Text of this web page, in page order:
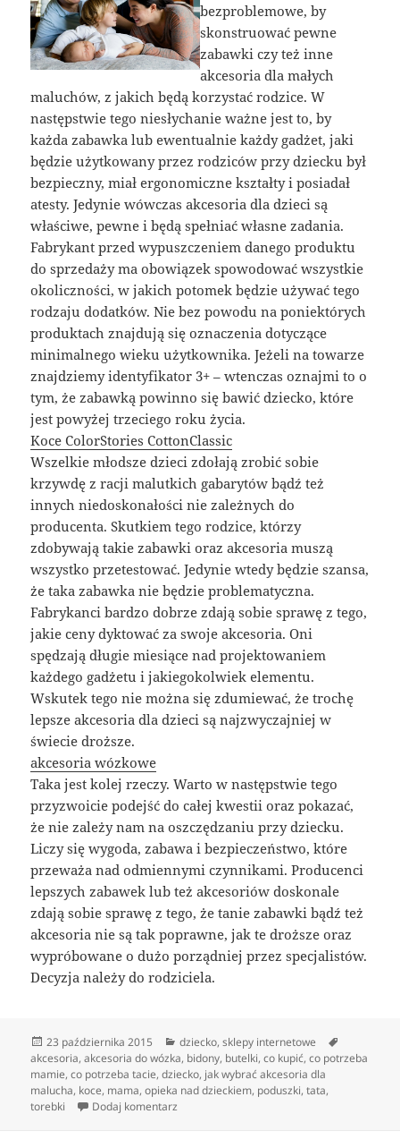
bezproblemowe, by
skonstruować pewne
zabawki czy też inne
akcesoria dla małych
maluchów, z jakich będą korzystać rodzice. W
następstwie tego niesłychanie ważne jest to, by
każda zabawka lub ewentualnie każdy gadżet, jaki
będzie użytkowany przez rodziców przy dziecku był
bezpieczny, miał ergonomiczne kształty i posiadał
atesty. Jedynie wówczas akcesoria dla dzieci są
właściwe, pewne i będą spełniać własne zadania.
Fabrykant przed wypuszczeniem danego produktu
do sprzedaży ma obowiązek spowodować wszystkie
okoliczności, w jakich potomek będzie używać tego
rodzaju dodatków. Nie bez powodu na poniektórych
produktach znajdują się oznaczenia dotyczące
minimalnego wieku użytkownika. Jeżeli na towarze
znajdziemy identyfikator 3+ – wtenczas oznajmi to o
tym, że zabawką powinno się bawić dziecko, które
jest powyżej trzeciego roku życia.
Koce ColorStories CottonClassic
Wszelkie młodsze dzieci zdołają zrobić sobie
krzywdę z racji malutkich gabarytów bądź też
innych niedoskonałości nie zależnych do
producenta. Skutkiem tego rodzice, którzy
zdobywają takie zabawki oraz akcesoria muszą
wszystko przetestować. Jedynie wtedy będzie szansa,
że taka zabawka nie będzie problematyczna.
Fabrykanci bardzo dobrze zdają sobie sprawę z tego,
jakie ceny dyktować za swoje akcesoria. Oni
spędzają długie miesiące nad projektowaniem
każdego gadżetu i jakiegokolwiek elementu.
Wskutek tego nie można się zdumiewać, że trochę
lepsze akcesoria dla dzieci są najzwyczajniej w
świecie droższe.
akcesoria wózkowe
Taka jest kolej rzeczy. Warto w następstwie tego
przyzwoicie podejść do całej kwestii oraz pokazać,
że nie zależy nam na oszczędzaniu przy dziecku.
Liczy się wygoda, zabawa i bezpieczeństwo, które
przeważa nad odmiennymi czynnikami. Producenci
lepszych zabawek lub też akcesoriów doskonale
zdają sobie sprawę z tego, że tanie zabawki bądź też
akcesoria nie są tak poprawne, jak te droższe oraz
wypróbowane o dużo porządniej przez specjalistów.
Decyzja należy do rodziciela.
Data
publikacji
23 października 2015 Kategorie
dziecko,sklepy internetowe
akcesoria,akcesoria do wózka, bidony, butelki,co kupić,co potrzeba
mamie,co potrzeba tacie,dziecko, jak wybrać akcesoria dla
malucha, koce, mama,opieka nad dzieckiem, poduszki,tata,
torebki
Dodaj komentarz